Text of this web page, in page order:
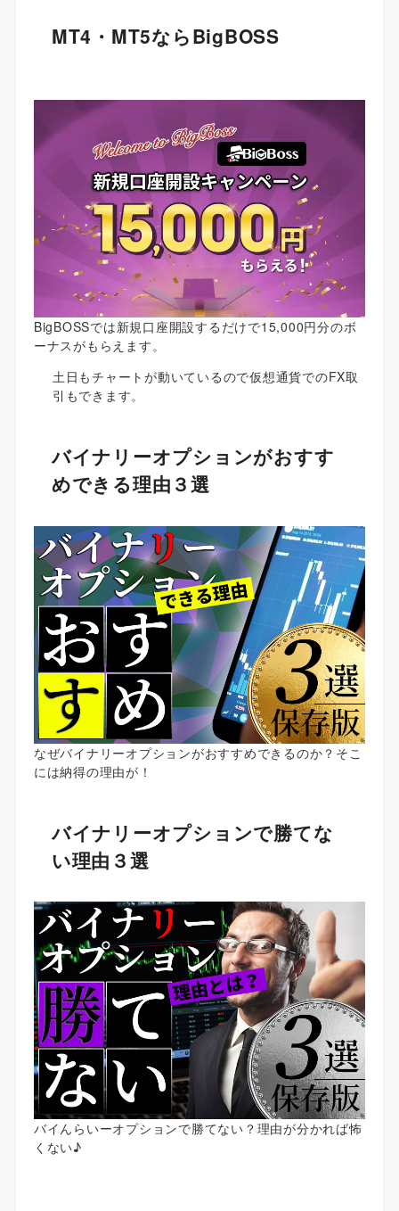
MT4・MT5ならBigBOSS
BigBOSSでは新規口座開設するだけで15,000円分のボ
ーナスがもらえます。
土日もチャートが動いているので仮想通貨でのFX取
引もできます。
バイナリーオプションがおすす
めできる理由３選
なぜバイナリーオプションがおすすめできるのか？そこ
には納得の理由が！
バイナリーオプションで勝てな
い理由３選
バイんらいーオプションで勝てない？理由が分かれば怖
くない♪